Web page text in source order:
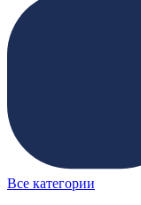
Все категории